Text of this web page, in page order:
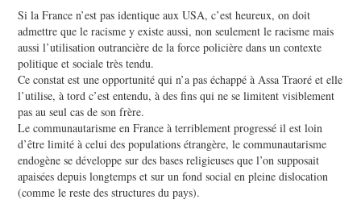
Si la France n’est pas identique aux USA, c’est heureux, on doit
admettre que le racisme y existe aussi, non seulement le racisme mais
aussi l’utilisation outrancière de la force policière dans un contexte
politique et sociale très tendu.
Ce constat est une opportunité qui n’a pas échappé à Assa Traoré et elle
l’utilise, à tord c’est entendu, à des fins qui ne se limitent visiblement
pas au seul cas de son frère.
Le communautarisme en France à terriblement progressé il est loin
d’être limité à celui des populations étrangère, le communautarisme
endogène se développe sur des bases religieuses que l’on supposait
apaisées depuis longtemps et sur un fond social en pleine dislocation
(comme le reste des structures du pays).